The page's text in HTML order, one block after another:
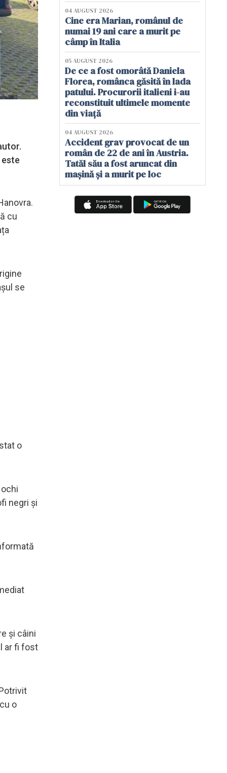
cu
se
o
negri și
și câini
ar fi fost
o
04 AUGUST 2026
Cine era Marian, românul de
numai 19 ani care a murit pe
câmp în Italia
05 AUGUST 2026
De ce a fost omorâtă Daniela
Florea, românca găsită în lada
patului. Procurorii italieni i-au
reconstituit ultimele momente
din viață
04 AUGUST 2026
Accident grav provocat de un
român de 22 de ani în Austria.
Tatăl său a fost aruncat din
mașină și a murit pe loc